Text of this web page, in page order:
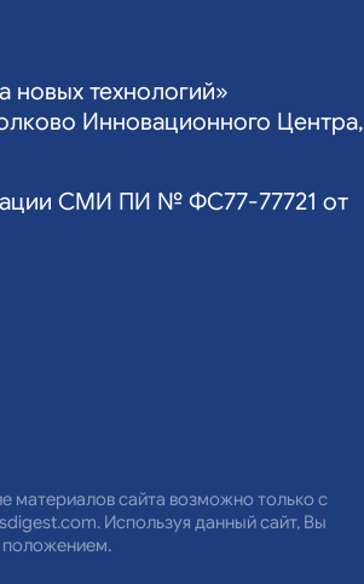
технологий»
Инновационного Центра,
СМИ ПИ № ФС77-77721 от
материалов сайта возможно только с
Используя данный сайт, Вы
положением.